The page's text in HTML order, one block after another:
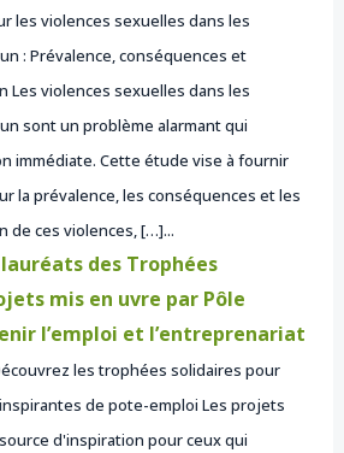
les violences sexuelles dans les
: Prévalence, conséquences et
Les violences sexuelles dans les
sont un problème alarmant qui
immédiate. Cette étude vise à fournir
la prévalence, les conséquences et les
de ces violences, […]...
des Trophées
mis en uvre par Pôle
l’emploi et l’entreprenariat
les trophées solidaires pour
de pote-emploi Les projets
d'inspiration pour ceux qui